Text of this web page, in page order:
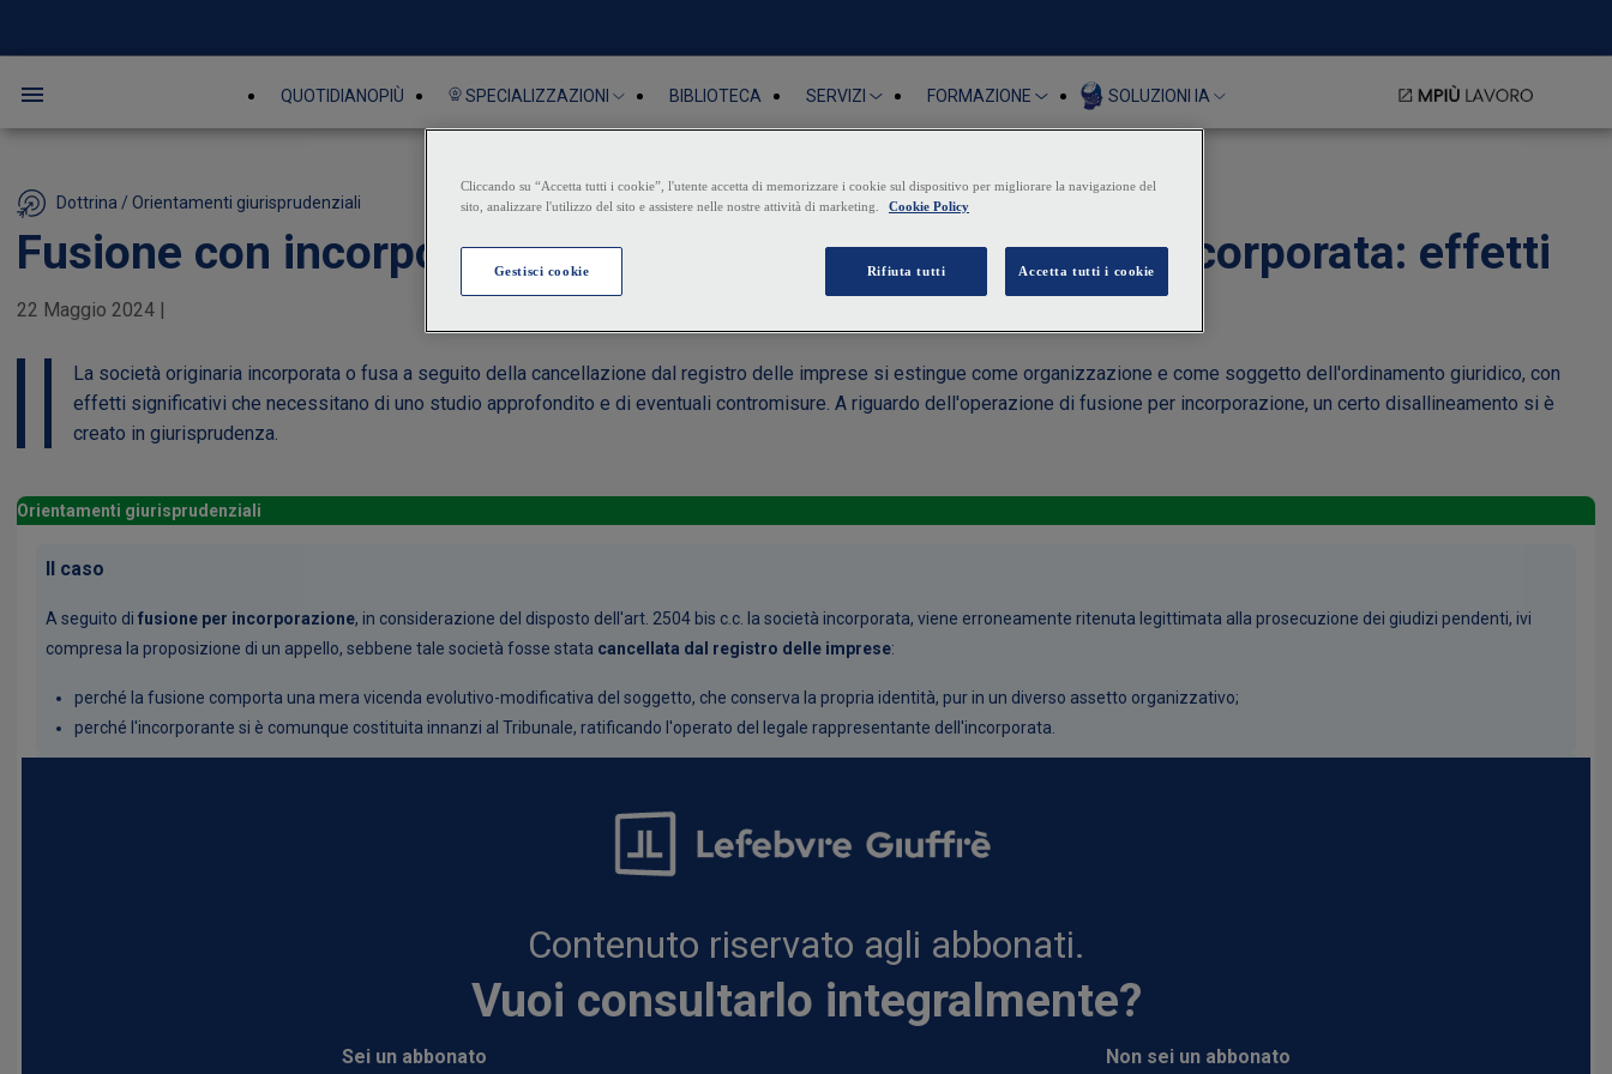
QUOTIDIANOPIÙ SPECIALIZZAZIONI BIBLIOTECA SERVIZI FORMAZIONE SOLUZIONI IA
Dottrina / Orientamenti giurisprudenziali
Fusione con incorporazione e estinzione della società incorporata: effetti
22 Maggio 2024 |
La società originaria incorporata o fusa a seguito della cancellazione dal registro delle imprese si estingue come organizzazione e come soggetto dell'ordinamento giuridico, con
effetti significativi che necessitano di uno studio approfondito e di eventuali contromisure. A riguardo dell'operazione di fusione per incorporazione, un certo disallineamento si è
creato in giurisprudenza.
Orientamenti giurisprudenziali
Il caso
A seguito di fusione per incorporazione, in considerazione del disposto dell'art. 2504 bis c.c.
la società incorporata, viene erroneamente ritenuta legittimata alla prosecuzione dei giudizi pendenti, ivi
compresa la proposizione di un appello, sebbene tale società fosse stata cancellata dal registro delle imprese:
perché la fusione comporta una mera vicenda evolutivo-modificativa del soggetto, che conserva la propria identità, pur in un diverso assetto organizzativo;
perché l'incorporante si è comunque costituita innanzi al Tribunale, ratificando l'operato del legale rappresentante dell'incorporata.
Contenuto riservato agli abbonati.
Vuoi consultarlo integralmente?
Sei un abbonato Non sei un abbonato